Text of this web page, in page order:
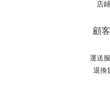
店
顧
運送
退換